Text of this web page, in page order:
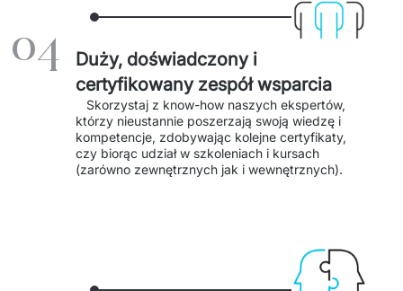
Systemy Zarządzania Treścią (CMS)
Platformy do współpracy
System Rejestracji Czasu Pracy (EOSIC)
04
Duży, doświadczony i
certyfikowany zespół wsparcia
którzy nieustannie poszerzają swoją wiedzę i
kompetencje, zdobywając kolejne certyfikaty,
czy biorąc udział w szkoleniach i kursach
(zarówno zewnętrznych jak i wewnętrznych).